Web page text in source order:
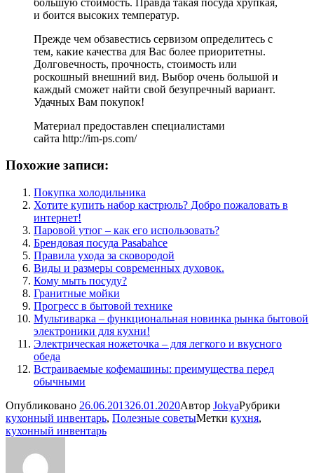
и боится высоких температур.
Прежде чем обзавестись сервизом определитесь с
тем, какие качества для Вас более приоритетны.
Долговечность, прочность, стоимость или
роскошный внешний вид. Выбор очень большой и
каждый сможет найти свой безупречный вариант.
Удачных Вам покупок!
Материал предоставлен специалистами
сайта http://im-ps.com/
Похожие записи:
Покупка холодильника
Хотите купить набор кастрюль? Добро пожаловать в
интернет!
Паровой утюг – как его использовать?
Брендовая посуда Pasabahce
Правила ухода за сковородой
Виды и размеры современных духовок.
Кому мыть посуду?
Гранитные мойки
Прогресс в бытовой технике
Мультиварка – функциональная новинка рынка бытовой
электроники для кухни!
Электрическая ножеточка – для легкого и вкусного
обеда
Встраиваемые кофемашины: преимущества перед
обычными
Опубликовано 26.06.201326.01.2020Автор JokyaРубрики
кухонный инвентарь, Полезные советыМетки кухня,
кухонный инвентарь